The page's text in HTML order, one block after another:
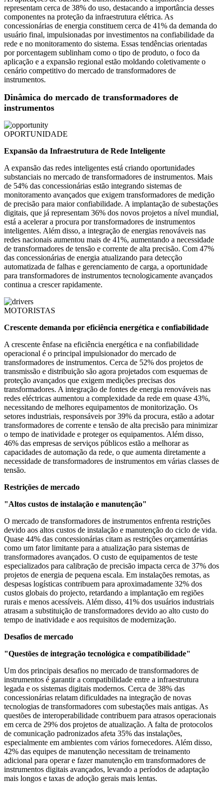
representam cerca de 38% do uso, destacando a importância desses
componentes na proteção da infraestrutura elétrica. As
concessionárias de energia constituem cerca de 41% da demanda do
usuário final, impulsionadas por investimentos na confiabilidade da
rede e no monitoramento do sistema. Essas tendências orientadas
por porcentagem sublinham como o tipo de produto, o foco da
aplicação e a expansão regional estão moldando coletivamente o
cenário competitivo do mercado de transformadores de
instrumentos.
Dinâmica do mercado de transformadores de
instrumentos
OPORTUNIDADE
Expansão da Infraestrutura de Rede Inteligente
A expansão das redes inteligentes está criando oportunidades
substanciais no mercado de transformadores de instrumentos. Mais
de 54% das concessionárias estão integrando sistemas de
monitoramento avançados que exigem transformadores de medição
de precisão para maior confiabilidade. A implantação de subestações
digitais, que já representam 36% dos novos projetos a nível mundial,
está a acelerar a procura por transformadores de instrumentos
inteligentes. Além disso, a integração de energias renováveis ​​nas
redes nacionais aumentou mais de 41%, aumentando a necessidade
de transformadores de tensão e corrente de alta precisão. Com 47%
das concessionárias de energia atualizando para detecção
automatizada de falhas e gerenciamento de carga, a oportunidade
para transformadores de instrumentos tecnologicamente avançados
continua a crescer rapidamente.
MOTORISTAS
Crescente demanda por eficiência energética e confiabilidade
A crescente ênfase na eficiência energética e na confiabilidade
operacional é o principal impulsionador do mercado de
transformadores de instrumentos. Cerca de 52% dos projetos de
transmissão e distribuição são agora projetados com esquemas de
proteção avançados que exigem medições precisas dos
transformadores. A integração de fontes de energia renováveis ​​nas
redes eléctricas aumentou a complexidade da rede em quase 43%,
necessitando de melhores equipamentos de monitorização. Os
setores industriais, responsáveis ​​por 39% da procura, estão a adotar
transformadores de corrente e tensão de alta precisão para minimizar
o tempo de inatividade e proteger os equipamentos. Além disso,
46% das empresas de serviços públicos estão a melhorar as
capacidades de automação da rede, o que aumenta diretamente a
necessidade de transformadores de instrumentos em várias classes de
tensão.
Restrições de mercado
"Altos custos de instalação e manutenção"
O mercado de transformadores de instrumentos enfrenta restrições
devido aos altos custos de instalação e manutenção do ciclo de vida.
Quase 44% das concessionárias citam as restrições orçamentárias
como um fator limitante para a atualização para sistemas de
transformadores avançados. O custo de equipamentos de teste
especializados para calibração de precisão impacta cerca de 37% dos
projetos de energia de pequena escala. Em instalações remotas, as
despesas logísticas contribuem para aproximadamente 32% dos
custos globais do projecto, retardando a implantação em regiões
rurais e menos acessíveis. Além disso, 41% dos usuários industriais
atrasam a substituição de transformadores devido ao alto custo do
tempo de inatividade e aos requisitos de modernização.
Desafios de mercado
"Questões de integração tecnológica e compatibilidade"
Um dos principais desafios no mercado de transformadores de
instrumentos é garantir a compatibilidade entre a infraestrutura
legada e os sistemas digitais modernos. Cerca de 38% das
concessionárias relatam dificuldades na integração de novas
tecnologias de transformadores com subestações mais antigas. As
questões de interoperabilidade contribuem para atrasos operacionais
em cerca de 29% dos projetos de atualização. A falta de protocolos
de comunicação padronizados afeta 35% das instalações,
especialmente em ambientes com vários fornecedores. Além disso,
42% das equipes de manutenção necessitam de treinamento
adicional para operar e fazer manutenção em transformadores de
instrumentos digitais avançados, levando a períodos de adaptação
mais longos e taxas de adoção gerais mais lentas.